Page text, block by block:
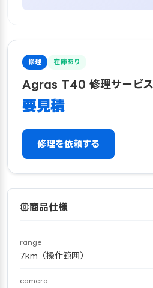
修理 在庫あり
Agras T40 修理サービス
要見積
修理を依頼する
商品仕様
range
7km（操作範囲）
camera